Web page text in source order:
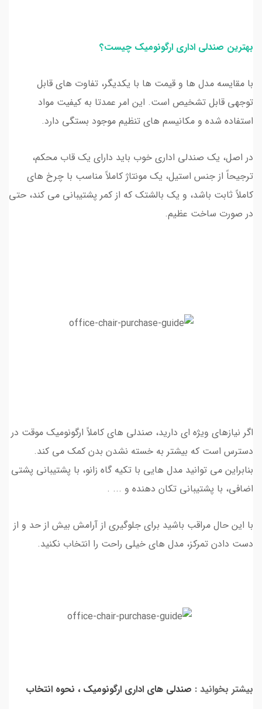
بهترین صندلی اداری ارگونومیک چیست؟
با مقایسه مدل ها و قیمت ها با یکدیگر، تفاوت های قابل
توجهی قابل تشخیص است. این امر عمدتا به کیفیت مواد
استفاده شده و مکانیسم های تنظیم موجود بستگی دارد.
در اصل، یک صندلی اداری خوب باید دارای یک قاب محکم،
ترجیحاً از جنس استیل، یک مونتاژ کاملاً مناسب با چرخ های
کاملاً ثابت باشد، و یک بالشتک که از کمر پشتیبانی می کند، حتی
در صورت ساخت عظیم.
اگر نیازهای ویژه ای دارید، صندلی های کاملاً ارگونومیک موقت در
دسترس است که بیشتر به خسته نشدن بدن کمک می کند.
بنابراین می توانید مدل هایی با تکیه گاه زانو، با پشتیبانی پشتی
اضافی، با پشتیبانی تکان دهنده و ... .
با این حال مراقب باشید برای جلوگیری از آرامش بیش از حد و از
دست دادن تمرکز، مدل های خیلی راحت را انتخاب نکنید.
بیشتر بخوانید : صندلی های اداری ارگونومیک ، نحوه انتخاب